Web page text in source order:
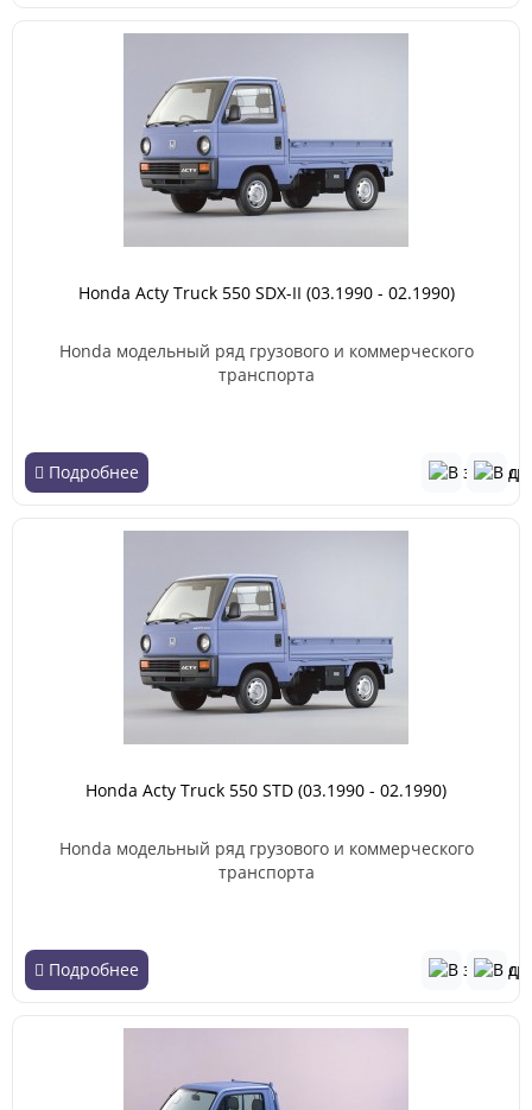
Honda Acty Truck 550 SDX-II (03.1990 - 02.1990)
Honda модельный ряд грузового и коммерческого
транспорта
Подробнее
Honda Acty Truck 550 STD (03.1990 - 02.1990)
Honda модельный ряд грузового и коммерческого
транспорта
Подробнее